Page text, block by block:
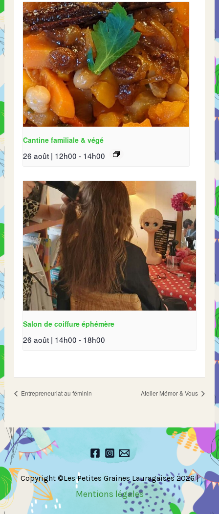
Cantine familiale & végé
26 août | 12h00 - 14h00
Salon de coiffure éphémère
26 août | 14h00 - 18h00
Entrepreneuriat au féminin Atelier Mémor & Vous
Copyright ©Les Petites Graines Lauragaises 2026 |
Mentions légales